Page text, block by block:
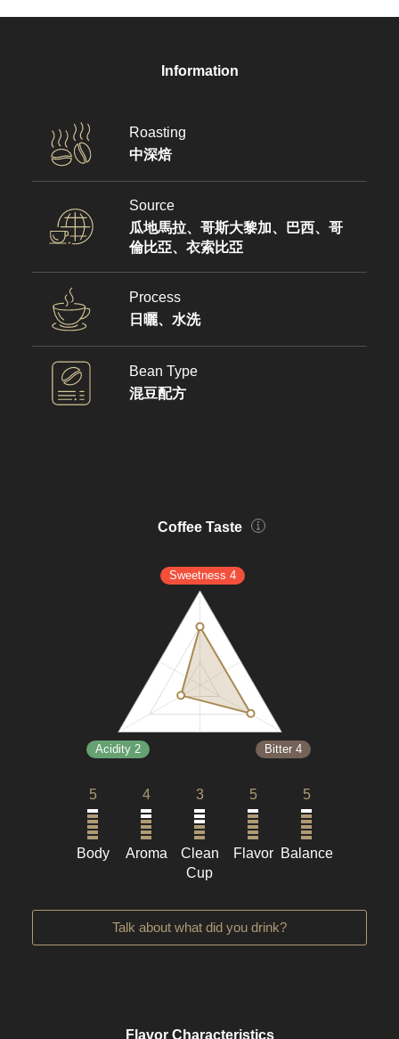
Information
Roasting
中深焙
Source
瓜地馬拉、哥斯大黎加、巴西、哥
倫比亞、衣索比亞
Process
日曬、水洗
Bean Type
混豆配方
Coffee Taste
Sweetness 4
Bitter 4
Acidity 2
5
Body
4
Aroma
3
Clean
Cup
5
Flavor
5
Balance
Talk about what did you drink?
Flavor Characteristics